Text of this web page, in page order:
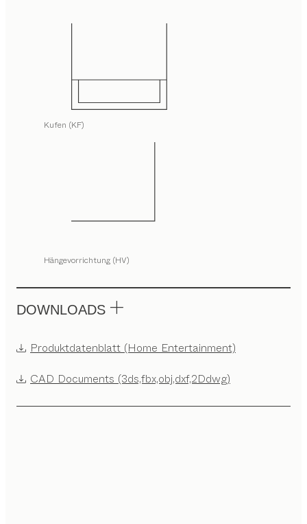
Kufen (KF)
Hängevorrichtung (HV)
DOWNLOADS
Produktdatenblatt (Home Entertainment)
CAD Documents (3ds,fbx,obj,dxf,2Ddwg)